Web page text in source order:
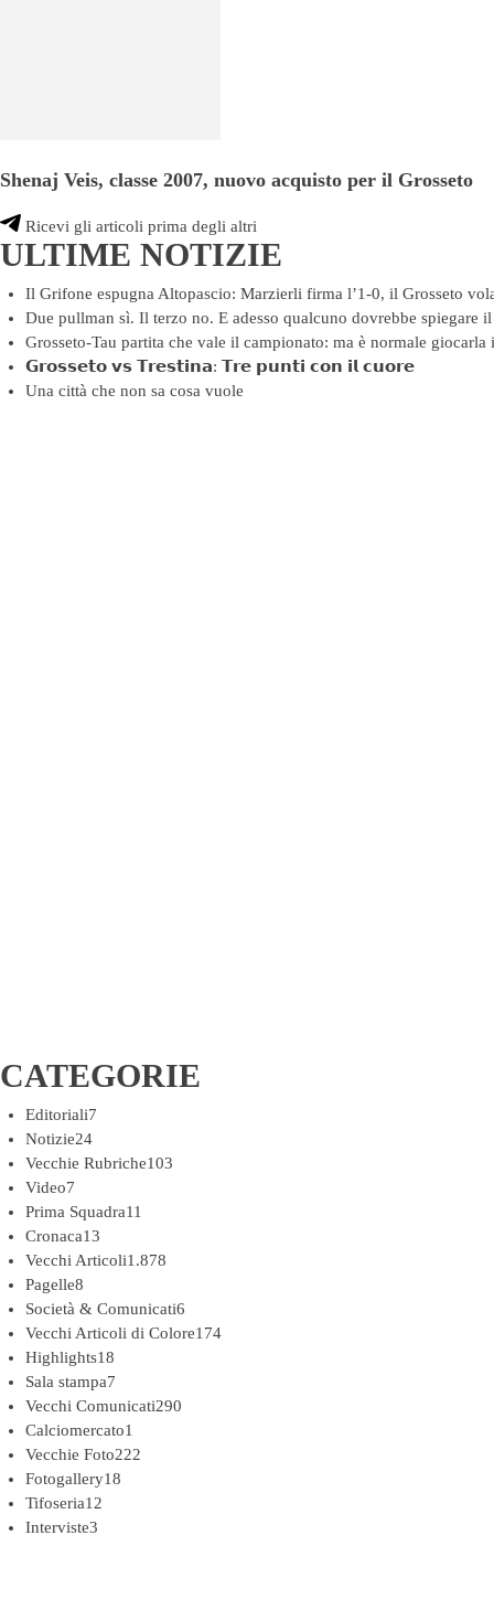
Shenaj Veis, classe 2007, nuovo acquisto per il Grosseto
Ricevi gli articoli prima degli altri
ULTIME NOTIZIE
Il Grifone espugna Altopascio: Marzierli firma l’1-0, il Grosseto
Due pullman sì. Il terzo no. E adesso qualcuno dovrebbe spiegare
Grosseto-Tau partita che vale il campionato: ma è normale
𝗚𝗿𝗼𝘀𝘀𝗲𝘁𝗼 𝘃𝘀 𝗧𝗿𝗲𝘀𝘁𝗶𝗻𝗮: 𝗧𝗿𝗲 𝗽𝘂𝗻𝘁𝗶 𝗰𝗼𝗻 𝗶𝗹 𝗰𝘂𝗼𝗿𝗲
Una città che non sa cosa vuole
CATEGORIE
Editoriali7
Notizie24
Vecchie Rubriche103
Video7
Prima Squadra11
Cronaca13
Vecchi Articoli1.878
Pagelle8
Società & Comunicati6
Vecchi Articoli di Colore174
Highlights18
Sala stampa7
Vecchi Comunicati290
Calciomercato1
Vecchie Foto222
Fotogallery18
Tifoseria12
Interviste3